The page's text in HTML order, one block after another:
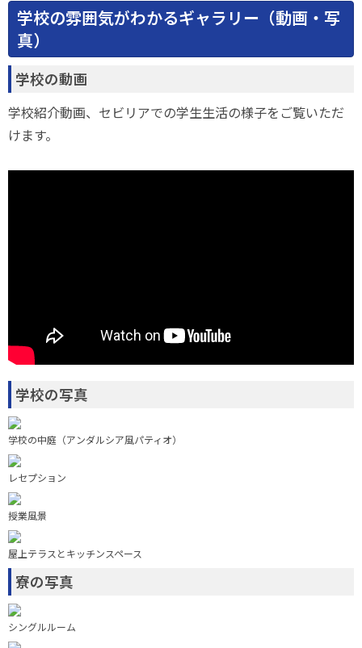
学校の雰囲気がわかるギャラリー（動画・写
真）
学校の動画
学校紹介動画、セビリアでの学生生活の様子をご覧いただ
けます。
学校の写真
学校の中庭（アンダルシア風パティオ）
レセプション
授業風景
屋上テラスとキッチンスペース
寮の写真
シングルルーム